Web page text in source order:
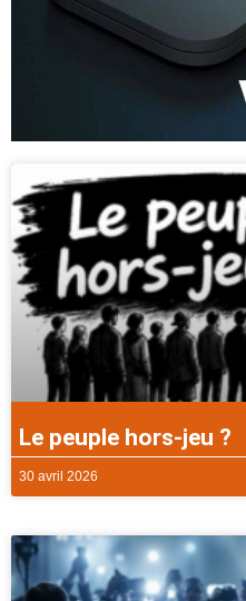
Le peuple hors-jeu ?
30 avril 2026